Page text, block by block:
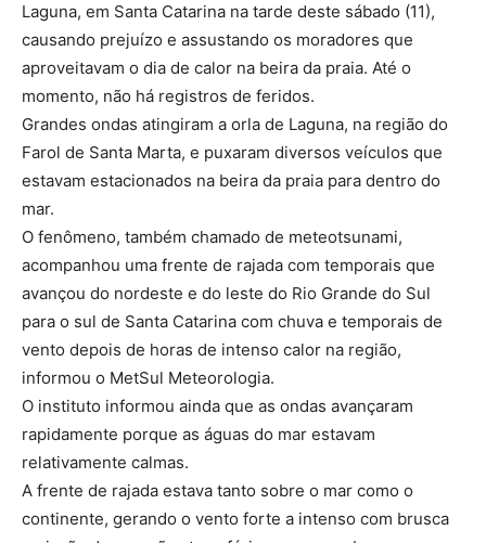
Laguna, em Santa Catarina na tarde deste sábado (11),
causando prejuízo e assustando os moradores que
aproveitavam o dia de calor na beira da praia. Até o
momento, não há registros de feridos.
Grandes ondas atingiram a orla de Laguna, na região do
Farol de Santa Marta, e puxaram diversos veículos que
estavam estacionados na beira da praia para dentro do
mar.
O fenômeno, também chamado de meteotsunami,
acompanhou uma frente de rajada com temporais que
avançou do nordeste e do leste do Rio Grande do Sul
para o sul de Santa Catarina com chuva e temporais de
vento depois de horas de intenso calor na região,
informou o MetSul Meteorologia.
O instituto informou ainda que as ondas avançaram
rapidamente porque as águas do mar estavam
relativamente calmas.
A frente de rajada estava tanto sobre o mar como o
continente, gerando o vento forte a intenso com brusca